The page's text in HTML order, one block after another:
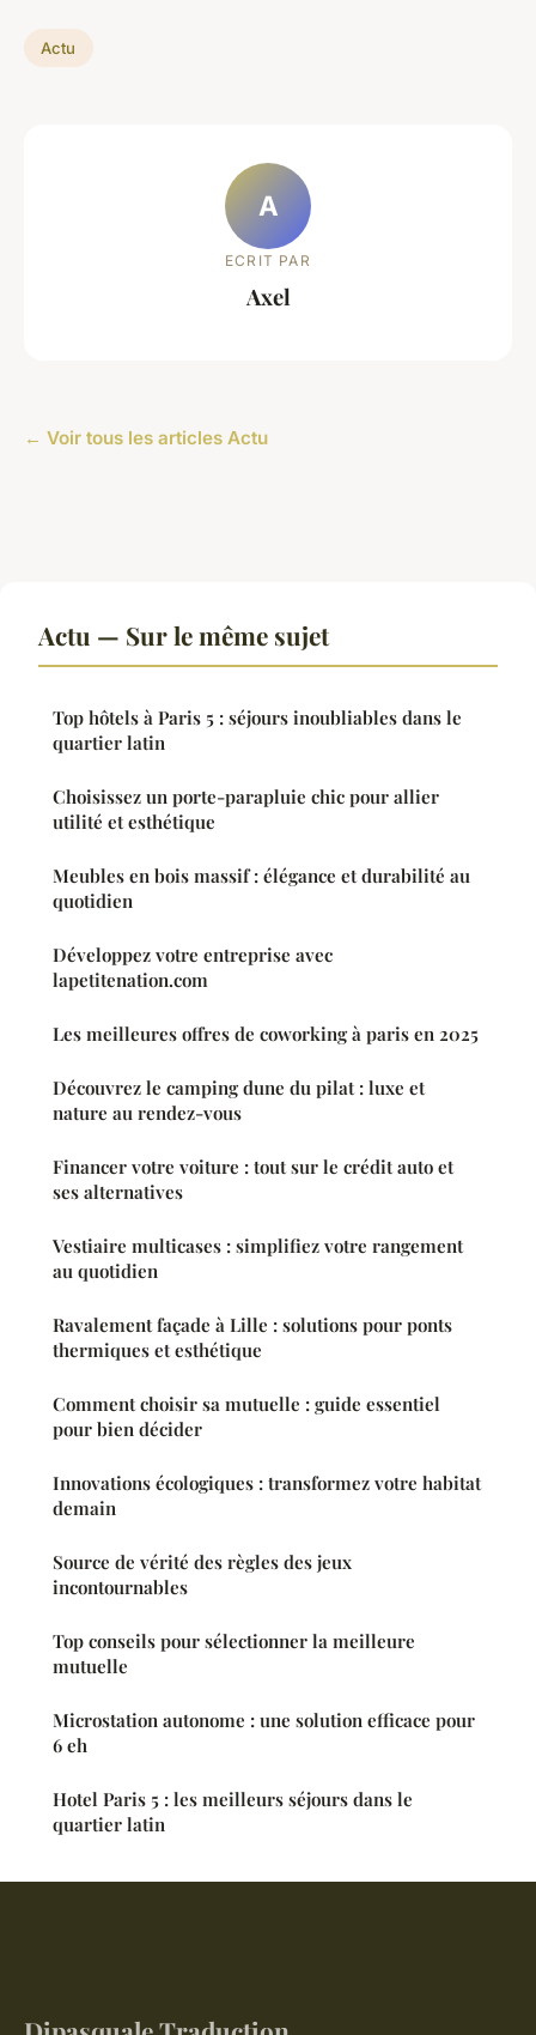
Actu
A
ECRIT PAR
Axel
← Voir tous les articles Actu
Actu — Sur le même sujet
Top hôtels à Paris 5 : séjours inoubliables dans le
quartier latin
Choisissez un porte-parapluie chic pour allier
utilité et esthétique
Meubles en bois massif : élégance et durabilité au
quotidien
Développez votre entreprise avec
lapetitenation.com
Les meilleures offres de coworking à paris en 2025
Découvrez le camping dune du pilat : luxe et
nature au rendez-vous
Financer votre voiture : tout sur le crédit auto et
ses alternatives
Vestiaire multicases : simplifiez votre rangement
au quotidien
Ravalement façade à Lille : solutions pour ponts
thermiques et esthétique
Comment choisir sa mutuelle : guide essentiel
pour bien décider
Innovations écologiques : transformez votre habitat
demain
Source de vérité des règles des jeux
incontournables
Top conseils pour sélectionner la meilleure
mutuelle
Microstation autonome : une solution efficace pour
6 eh
Hotel Paris 5 : les meilleurs séjours dans le
quartier latin